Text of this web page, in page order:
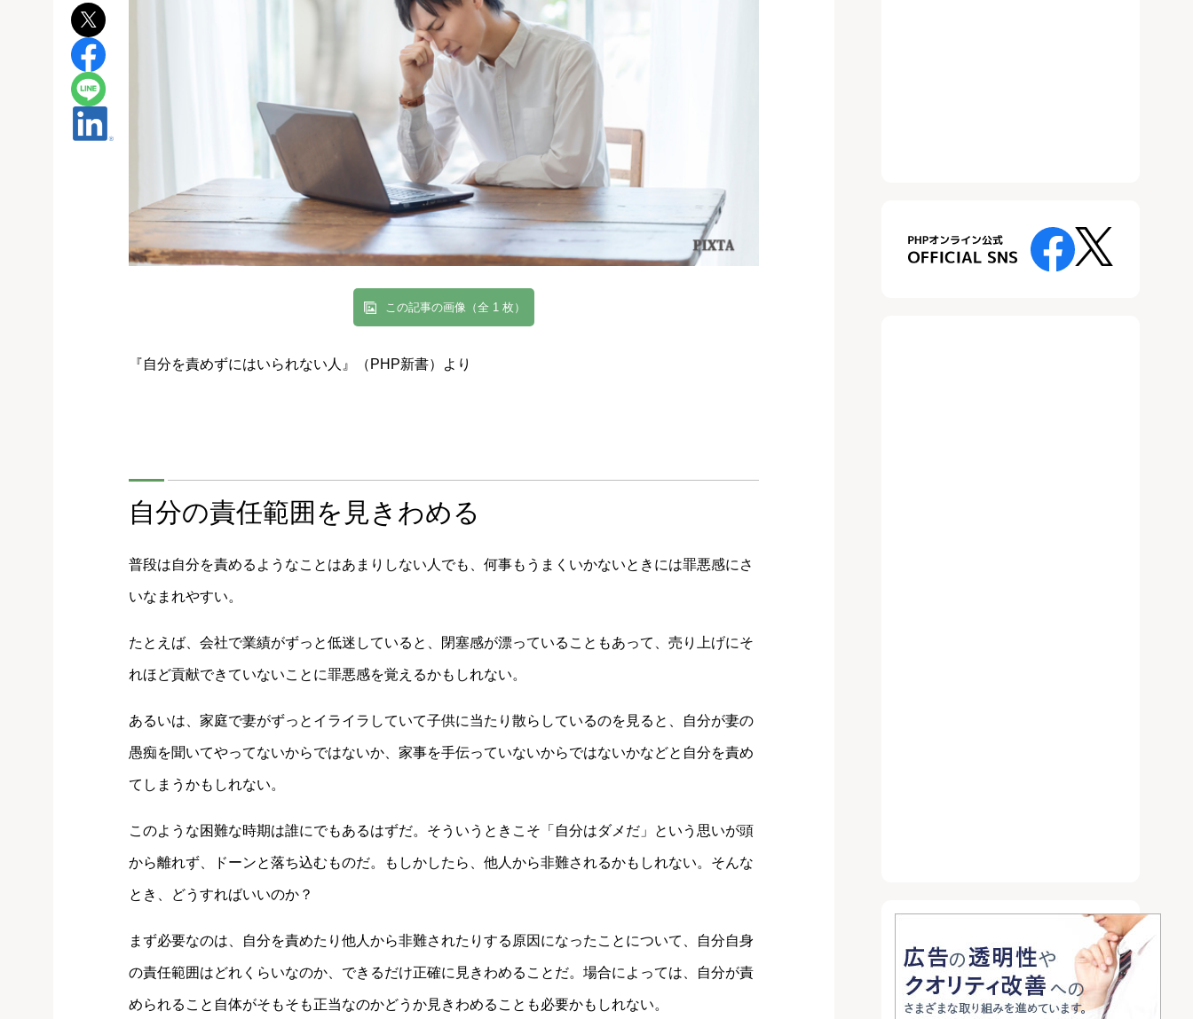
この記事の画像（全 1 枚）
『自分を責めずにはいられない人』（PHP新書）より
自分の責任範囲を見きわめる
普段は自分を責めるようなことはあまりしない人でも、何事もうまくいかないときには罪悪感にさ
いなまれやすい。
たとえば、会社で業績がずっと低迷していると、閉塞感が漂っていることもあって、売り上げにそ
れほど貢献できていないことに罪悪感を覚えるかもしれない。
あるいは、家庭で妻がずっとイライラしていて子供に当たり散らしているのを見ると、自分が妻の
愚痴を聞いてやってないからではないか、家事を手伝っていないからではないかなどと自分を責め
てしまうかもしれない。
このような困難な時期は誰にでもあるはずだ。そういうときこそ「自分はダメだ」という思いが頭
から離れず、ドーンと落ち込むものだ。もしかしたら、他人から非難されるかもしれない。そんな
とき、どうすればいいのか？
まず必要なのは、自分を責めたり他人から非難されたりする原因になったことについて、自分自身
の責任範囲はどれくらいなのか、できるだけ正確に見きわめることだ。場合によっては、自分が責
められること自体がそもそも正当なのかどうか見きわめることも必要かもしれない。